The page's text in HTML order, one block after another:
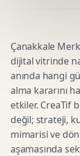
Çanakkale
dijital vitrinde
anında hangi
alma kararını
etkiler. CreaTif
değil; strateji,
mimarisi ve
aşamasında